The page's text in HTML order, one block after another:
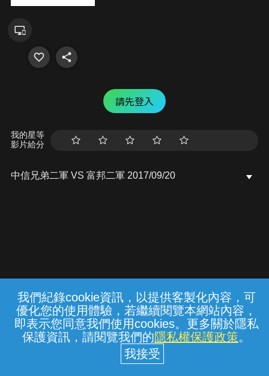
我們紀錄cookie資訊，以提供客製化內容，可
優化您的使用體驗，若繼續閱覽本網站內容，
即表示您同意我們使用cookies。更多關於隱私
保護資訊，請閱覽我們的隱私權保護政策。
請先登入
我的星等
影片給分
中信兄弟二軍 VS 富邦二軍 2017/09/20
常見問題 線上客服 服務條款 隱私權保護
中華電信股份有限公司個人家庭分公司
(統一編號：96979949) © 2026
{{notifyMsg}}